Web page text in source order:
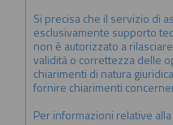
Si precisa che il servizio di
esclusivamente supporto
non è autorizzato a
validità o correttezza delle
chiarimenti di natura
fornire chiarimenti
Per informazioni relative